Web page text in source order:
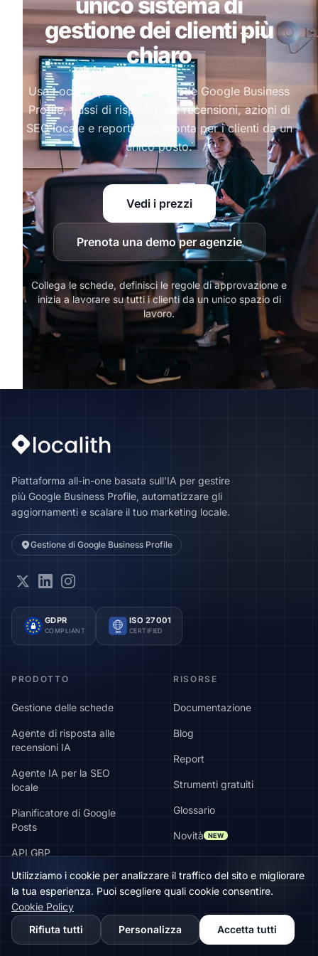
gestione dei clienti più
chiaro
Usa Localith per gestire schede Google Business
Profile, flussi di risposta alle recensioni, azioni di
SEO locale e reportistica pronta per i clienti da un
unico posto.
Vedi i prezzi
Prenota una demo per agenzie
Collega le schede, definisci le regole di approvazione e
inizia a lavorare su tutti i clienti da un unico spazio di
lavoro.
Piattaforma all-in-one basata sull'IA per gestire
più Google Business Profile, automatizzare gli
aggiornamenti e scalare il tuo marketing locale.
Gestione di Google Business Profile
GDPR
COMPLIANT ISO
ISO 27001
CERTIFIED
PRODOTTO
Gestione delle schede
Agente di risposta alle
recensioni IA
Agente IA per la SEO
locale
Pianificatore di Google
Posts
API GBP
Prezzi
RISORSE
Documentazione
Blog
Report
Strumenti gratuiti
Glossario
Novità NEW
Storie di successo
Alternative
Utilizziamo i cookie per analizzare il traffico del sito e migliorare
la tua esperienza. Puoi scegliere quali cookie consentire.
Cookie Policy
Rifiuta tutti
Personalizza Accetta tutti
🇬🇧Would you prefer this site in English?
View in English